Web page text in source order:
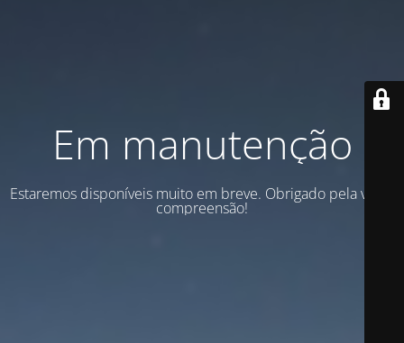
Em manutenção
Estaremos disponíveis muito em breve. Obrigado pela vossa
compreensão!